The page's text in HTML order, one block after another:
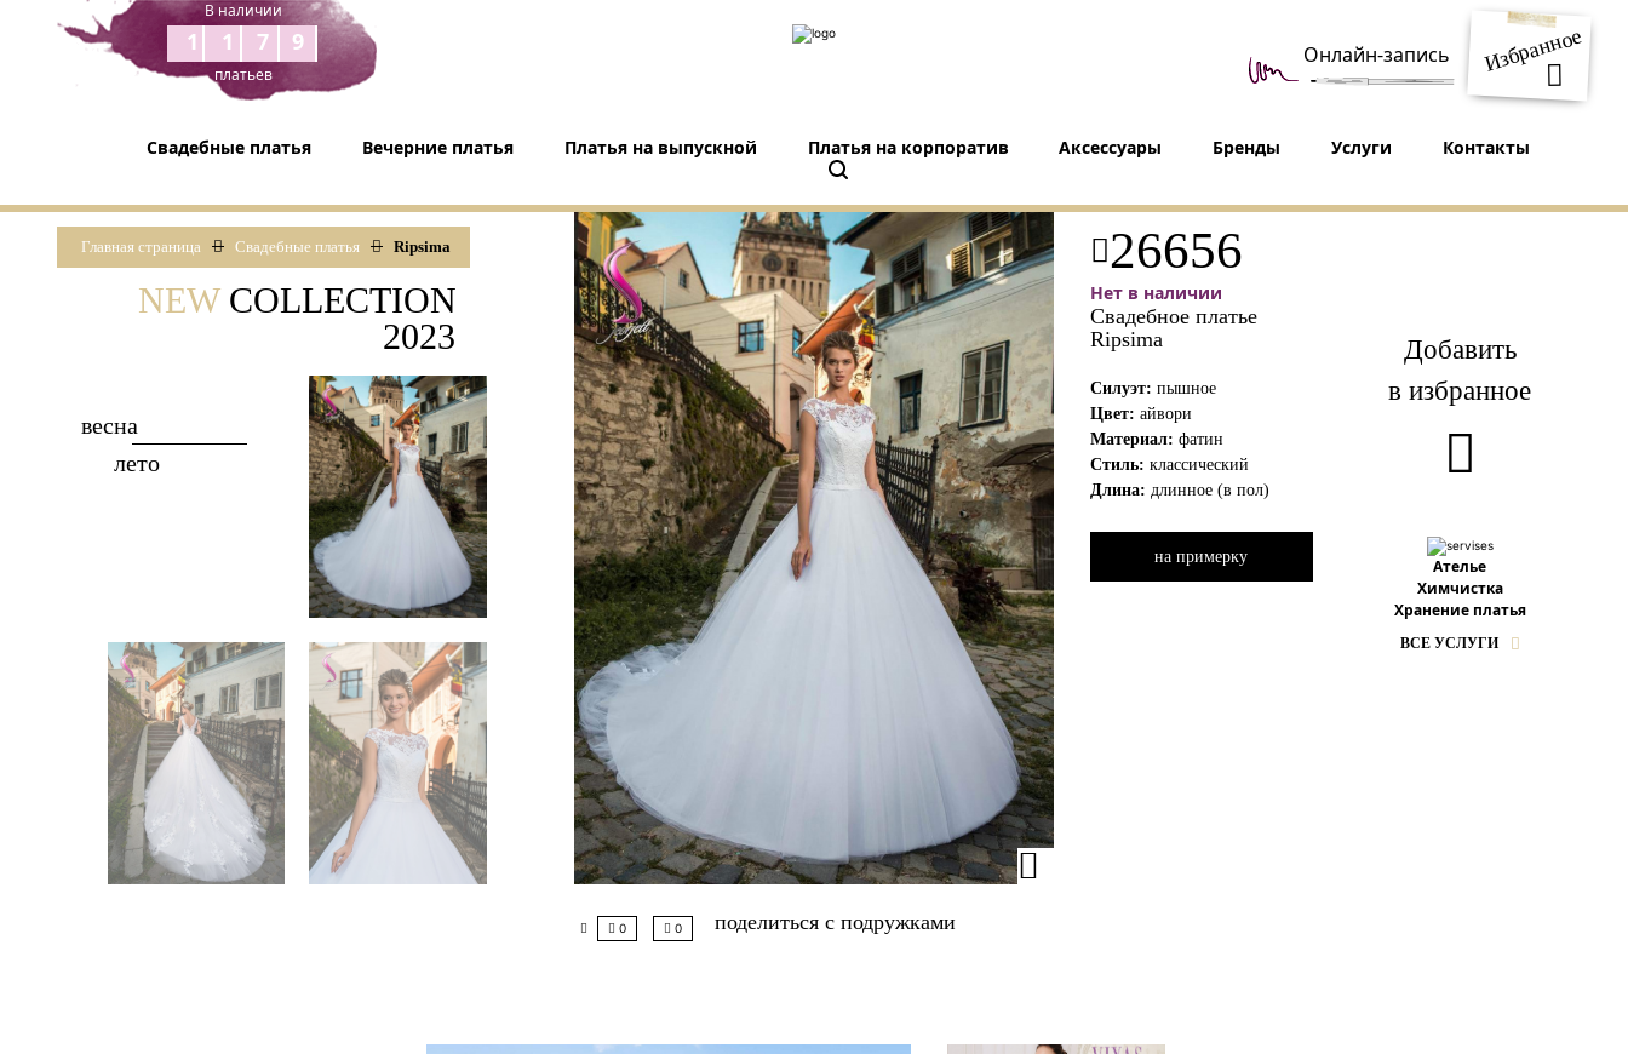
В наличии
1179
платьев Избранное
Онлайн-запись
Свадебные платья Вечерние платья Платья на выпускной Платья на корпоратив Аксессуары Бренды Услуги Контакты
Главная страница Свадебные платья Ripsima
NEWCOLLECTION
2023
весна
лето
0 0 поделиться с подружками
Добавить
в избранное
Ателье
Химчистка
Хранение платья
ВСЕ УСЛУГИ
26656
Нет в наличии
Свадебное платье
Ripsima
Силуэт:пышное
Цвет:айвори
Материал:фатин
Стиль:классический
Длина:длинное (в пол)
на примерку